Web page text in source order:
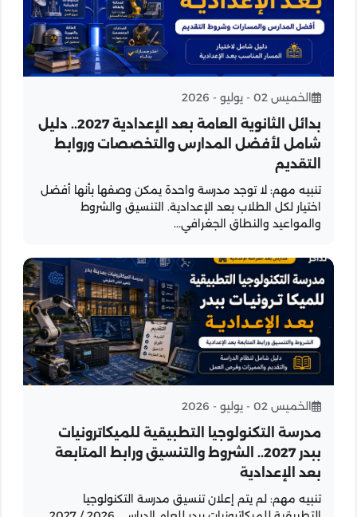
الخميس 02 - يوليو - 2026
بدائل الثانوية العامة بعد الإعدادية 2027.. دليل
شامل لأفضل المدارس والتخصصات وروابط
التقديم
تنبيه مهم: لا توجد مدرسة واحدة يمكن وصفها بأنها أفضل
اختيار لكل الطلاب بعد الإعدادية. التنسيق والشروط
والمواعيد والنطاق الجغرافي...
الخميس 02 - يوليو - 2026
مدرسة التكنولوجيا التطبيقية للميكاترونيات
ببدر 2027.. الشروط والتنسيق ورابط المتابعة
بعد الإعدادية
تنبيه مهم: لم يتم إعلان تنسيق مدرسة التكنولوجيا